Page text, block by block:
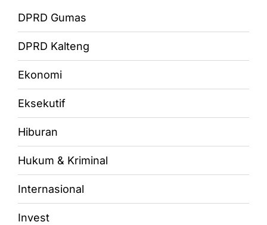
DPRD Gumas
DPRD Kalteng
Ekonomi
Eksekutif
Hiburan
Hukum & Kriminal
Internasional
Invest